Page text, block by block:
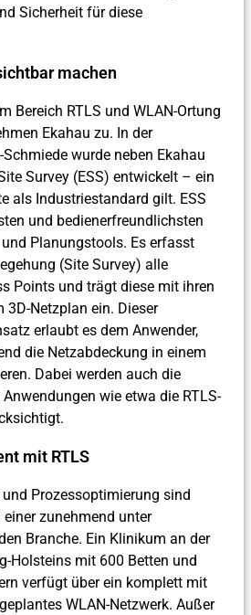
Sicherheit für diese
machen
Bereich RTLS und WLAN-Ortung
Ekahau zu. In der
wurde neben Ekahau
Survey (ESS) entwickelt – ein
als Industriestandard gilt. ESS
und bedienerfreundlichsten
Planungstools. Es erfasst
(Site Survey) alle
Points und trägt diese mit ihren
3D-Netzplan ein. Dieser
erlaubt es dem Anwender,
die Netzabdeckung in einem
Dabei werden auch die
wie etwa die RTLS-
mit RTLS
Prozessoptimierung sind
zunehmend unter
Branche. Ein Klinikum an der
Holsteins mit 600 Betten und
verfügt über ein komplett mit
WLAN-Netzwerk. Außer